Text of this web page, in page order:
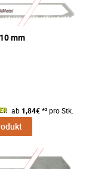
mm
ab 1,84€*² pro Stk.